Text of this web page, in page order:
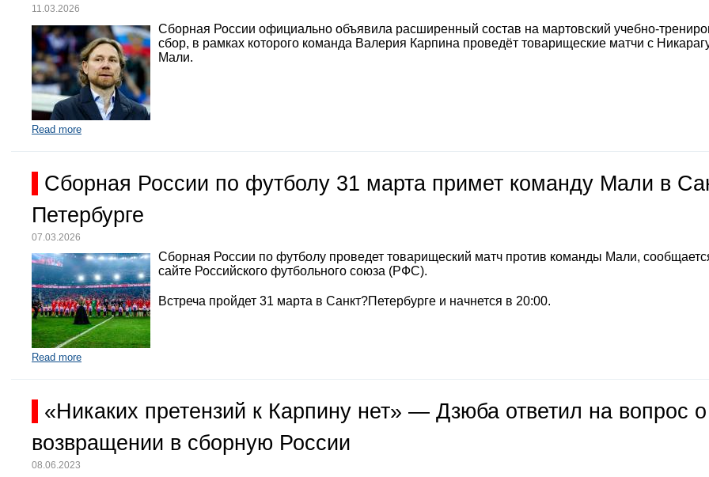
11.03.2026
Сборная России официально объявила расширенный состав на мартовский учебно-
сбор, в рамках которого команда Валерия Карпина проведёт товарищеские матчи с
Мали.
Read more
Сборная России по футболу 31 марта примет команду Мали в
Петербурге
07.03.2026
Сборная России по футболу проведет товарищеский матч против команды Мали,
сайте Российского футбольного союза (РФС).
Встреча пройдет 31 марта в Санкт?Петербурге и начнется в 20:00.
Read more
«Никаких претензий к Карпину нет» — Дзюба ответил на вопрос о
возвращении в сборную России
08.06.2023